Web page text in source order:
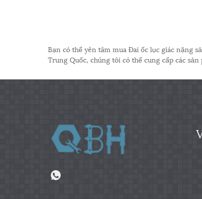
Bạn có thể yên tâm mua Đai ốc lục giác nặng
Trung Quốc, chúng tôi có thể cung cấp các